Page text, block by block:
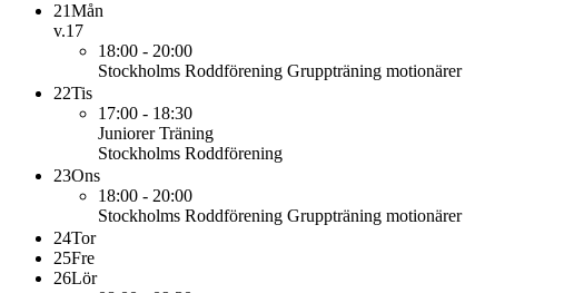
21Mån
v.17
18:00 - 20:00
Stockholms Roddförening Gruppträning motionärer
22Tis
17:00 - 18:30
Juniorer Träning
Stockholms Roddförening
23Ons
18:00 - 20:00
Stockholms Roddförening Gruppträning motionärer
24Tor
25Fre
26Lör